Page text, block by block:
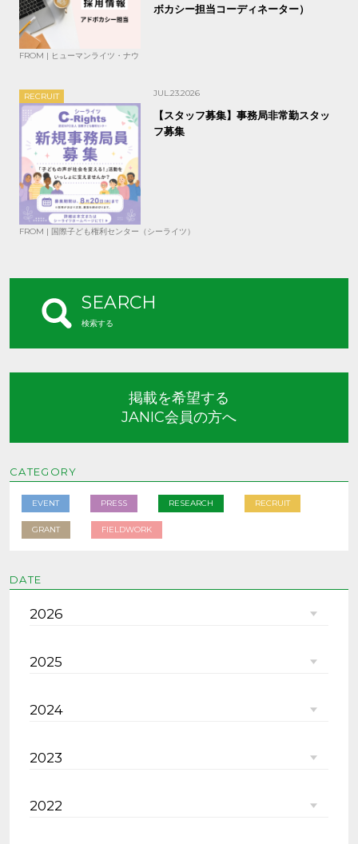
ボカシー担当コーディネーター）
FROM | ヒューマンライツ・ナウ
RECRUIT JUL.23.2026
【スタッフ募集】事務局非常勤スタッ
フ募集
FROM | 国際子ども権利センター（シーライツ）
SEARCH
検索する
掲載を希望する
JANIC会員の方へ
CATEGORY
EVENT PRESS RESEARCH RECRUIT
GRANT FIELDWORK
DATE
2026
2025
2024
2023
2022